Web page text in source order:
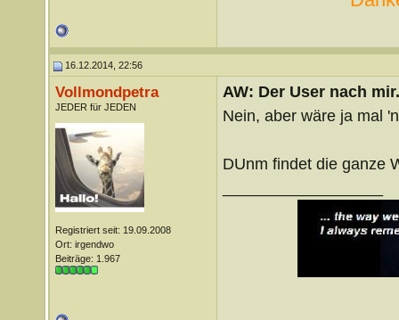
16.12.2014, 22:56
Vollmondpetra
JEDER für JEDEN
Registriert seit: 19.09.2008
Ort: irgendwo
Beiträge: 1.967
AW: Der User nach
Nein, aber wäre ja mal
DUnm findet die ganze